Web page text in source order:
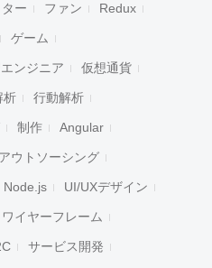
ー ファン Redux
ゲーム
ンジニア 仮想通貨
析 行動解析
制作 Angular
アウトソーシング
Node.js UI/UXデザイン
ワイヤーフレーム
サービス開発